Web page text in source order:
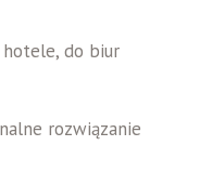
do biur
rozwiązanie